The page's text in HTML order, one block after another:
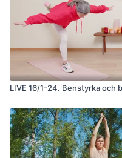
LIVE 16/1-24. Benstyrka och